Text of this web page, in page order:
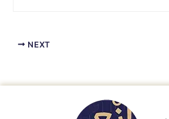
NEXT